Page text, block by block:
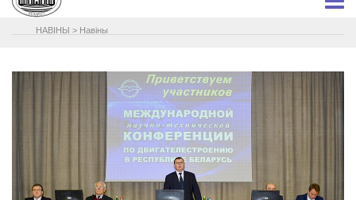
НАВIНЫ > Навіны